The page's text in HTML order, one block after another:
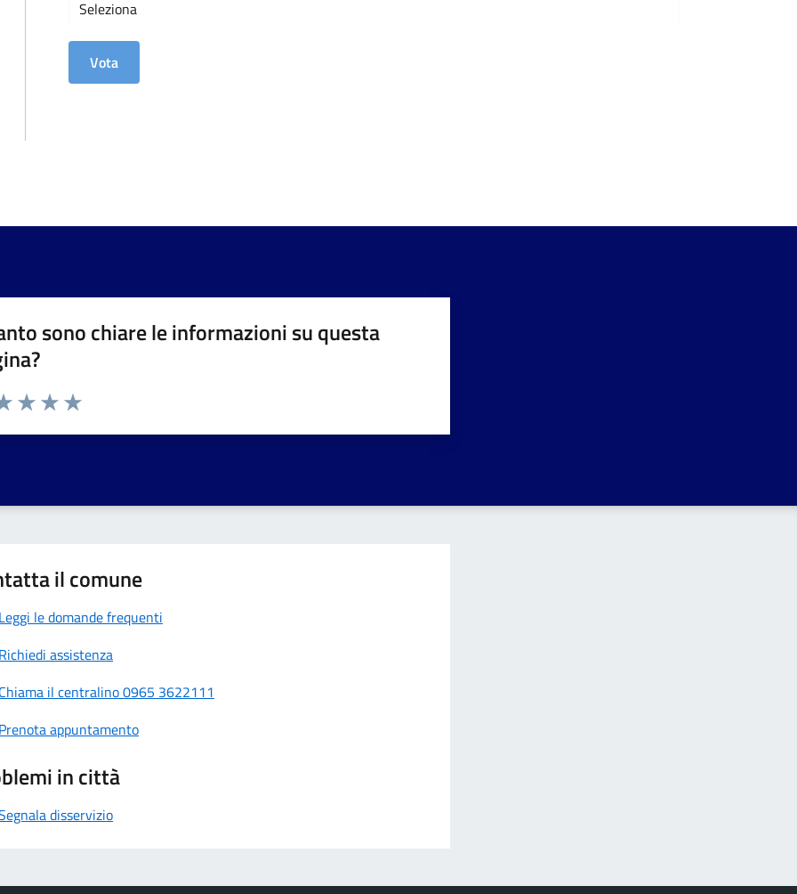
sono chiare le informazioni su questa
1 a 5 stelle la pagina
il comune
le domande frequenti
assistenza
il centralino 0965 3622111
appuntamento
in città
disservizio